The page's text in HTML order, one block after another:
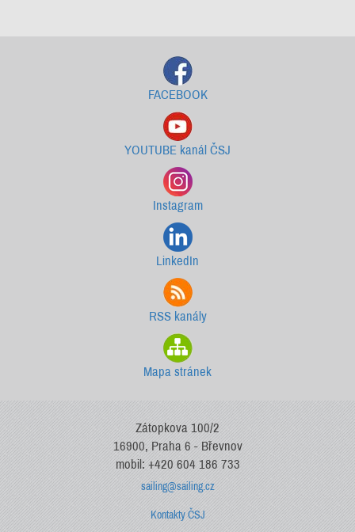
FACEBOOK
YOUTUBE kanál ČSJ
Instagram
LinkedIn
RSS kanály
Mapa stránek
Zátopkova 100/2
16900, Praha 6 - Břevnov
mobil: +420 604 186 733
sailing@sailing.cz
Kontakty ČSJ